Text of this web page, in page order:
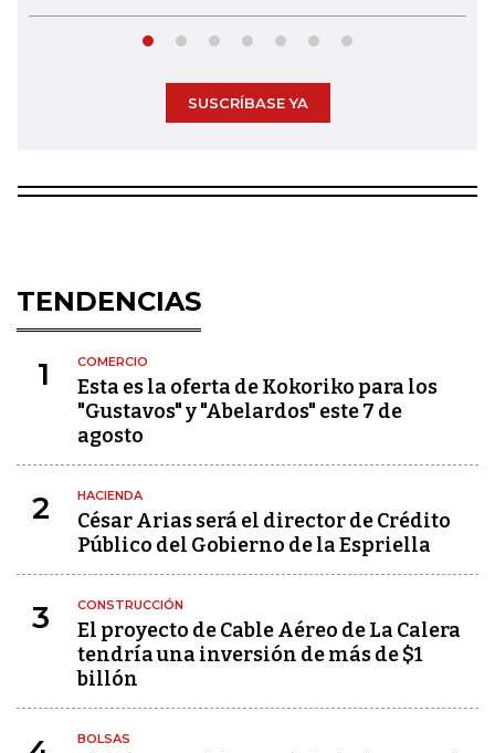
SUSCRÍBASE YA
TENDENCIAS
1 COMERCIO
Esta es la oferta de Kokoriko para los
"Gustavos" y "Abelardos" este 7 de
agosto
2 HACIENDA
César Arias será el director de Crédito
Público del Gobierno de la Espriella
3 CONSTRUCCIÓN
El proyecto de Cable Aéreo de La Calera
tendría una inversión de más de $1
billón
BOLSAS